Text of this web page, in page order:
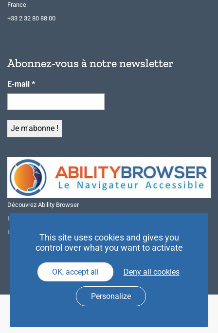
France
+33 2 32 80 88 00
Abonnez-vous à notre newsletter
E-mail *
Découvrez Ability Browser
Installer Ability Browser sur Windows
Installer Ability Browser sur Mac
This site uses cookies and gives you
control over what you want to activate
OK, accept all Deny all cookies
Personalize